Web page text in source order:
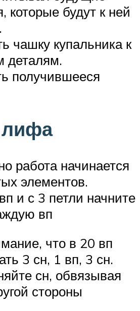
которые будут к ней
чашку купальника к
деталям.
получившееся
лифа
работа начинается
элементов.
и с 3 петли начните
вп
что в 20 вп
3 сн, 1 вп, 3 сн.
сн, обвязывая
стороны